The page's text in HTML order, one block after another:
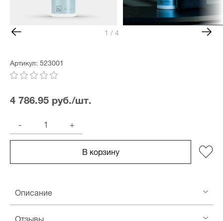
1 / 4
Артикул: 523001
4 786.95 руб./шт.
-
+
В корзину
Описание